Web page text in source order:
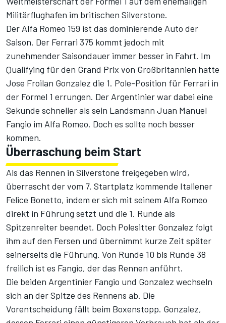
Militärflughafen im britischen Silverstone.
Der Alfa Romeo 159 ist das dominierende Auto der
Saison. Der Ferrari 375 kommt jedoch mit
zunehmender Saisondauer immer besser in Fahrt. Im
Qualifying für den Grand Prix von Großbritannien hatte
Jose Froilan Gonzalez die 1. Pole-Position für Ferrari in
der Formel 1 errungen. Der Argentinier war dabei eine
Sekunde schneller als sein Landsmann Juan Manuel
Fangio im Alfa Romeo. Doch es sollte noch besser
kommen.
Überraschung beim Start
Als das Rennen in Silverstone freigegeben wird,
überrascht der vom 7. Startplatz kommende Italiener
Felice Bonetto, indem er sich mit seinem Alfa Romeo
direkt in Führung setzt und die 1. Runde als
Spitzenreiter beendet. Doch Polesitter Gonzalez folgt
ihm auf den Fersen und übernimmt kurze Zeit später
seinerseits die Führung. Von Runde 10 bis Runde 38
freilich ist es Fangio, der das Rennen anführt.
Die beiden Argentinier Fangio und Gonzalez wechseln
sich an der Spitze des Rennens ab. Die
Vorentscheidung fällt beim Boxenstopp. Gonzalez,